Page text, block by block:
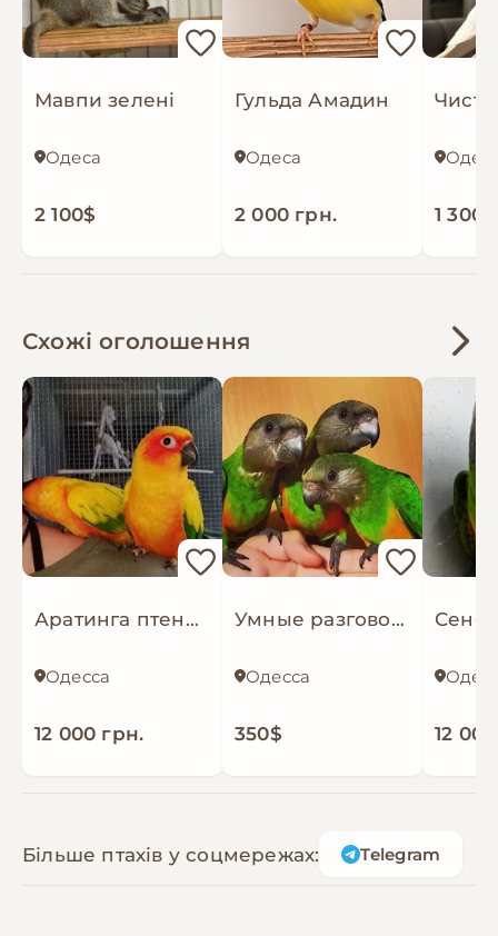
Мавпи зелені
Одеса
2 100$
Гульда Амадин
Одеса
2 000 грн. 1 300
Схожі оголошення
Аратинга птенец ручной выкормыш, клетки яндая/ солнечный
Одесса
12 000 грн.
Умные разговорчивые ручные Сенегальские попугаи. Сенегал
Одесса
350$ 12
Більше птахів у соцмережах: Telegram